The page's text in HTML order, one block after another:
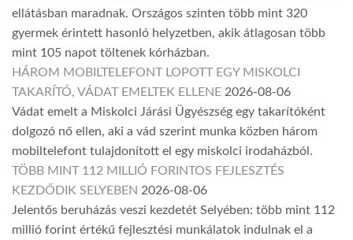
ellátásban maradnak. Országos szinten több mint 320
gyermek érintett hasonló helyzetben, akik átlagosan több
mint 105 napot töltenek kórházban.
HÁROM MOBILTELEFONT LOPOTT EGY MISKOLCI
TAKARÍTÓ, VÁDAT EMELTEK ELLENE 2026-08-06
Vádat emelt a Miskolci Járási Ügyészség egy takarítóként
dolgozó nő ellen, aki a vád szerint munka közben három
mobiltelefont tulajdonított el egy miskolci irodaházból.
TÖBB MINT 112 MILLIÓ FORINTOS FEJLESZTÉS
KEZDŐDIK SELYEBEN 2026-08-06
Jelentős beruházás veszi kezdetét Selyében: több mint 112
millió forint értékű fejlesztési munkálatok indulnak el a